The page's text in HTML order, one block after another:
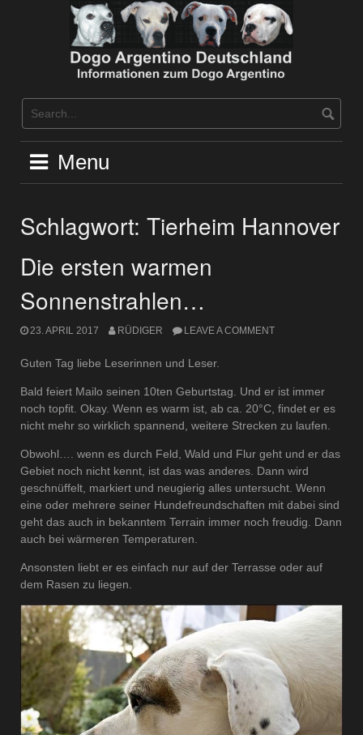
Menu
Schlagwort: Tierheim Hannover
Die ersten warmen
Sonnenstrahlen…
23. APRIL 2017 RÜDIGER LEAVE A COMMENT
Guten Tag liebe Leserinnen und Leser.
Bald feiert Mailo seinen 10ten Geburtstag. Und er ist immer
noch topfit. Okay. Wenn es warm ist, ab ca. 20°C, findet er es
nicht mehr so wirklich spannend, weitere Strecken zu laufen.
Obwohl…. wenn es durch Feld, Wald und Flur geht und er das
Gebiet noch nicht kennt, ist das was anderes. Dann wird
geschnüffelt, markiert und neugierig alles untersucht. Wenn
eine oder mehrere seiner Hundefreundschaften mit dabei sind
geht das auch in bekanntem Terrain immer noch freudig. Dann
auch bei wärmeren Temperaturen.
Ansonsten liebt er es einfach nur auf der Terrasse oder auf
dem Rasen zu liegen.